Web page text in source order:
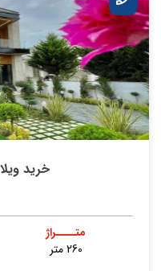
خرید ویلا در
متــــراژ
260 متر